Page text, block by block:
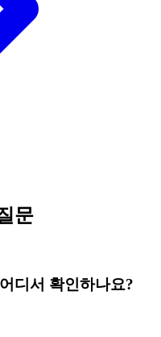
문
디서 확인하나요?